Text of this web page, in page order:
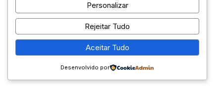
Personalizar
Rejeitar Tudo
Aceitar Tudo
Desenvolvido por